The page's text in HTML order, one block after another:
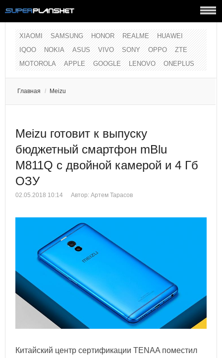
XIAOMI SAMSUNG HONOR REALME
HUAWEI
IQOO
NOKIA ASUS VIVO SONY OPPO
ZTE
MOTOROLA
APPLE GOOGLE LENOVO ONEPLUS
Главная / Meizu
Meizu готовит к выпуску
бюджетный смартфон mBlu
M811Q с двойной камерой и 4 Гб
ОЗУ
02.05.2018 10:14 Автор: Артем Тарасов
Китайский центр сертификации TENAA поместил